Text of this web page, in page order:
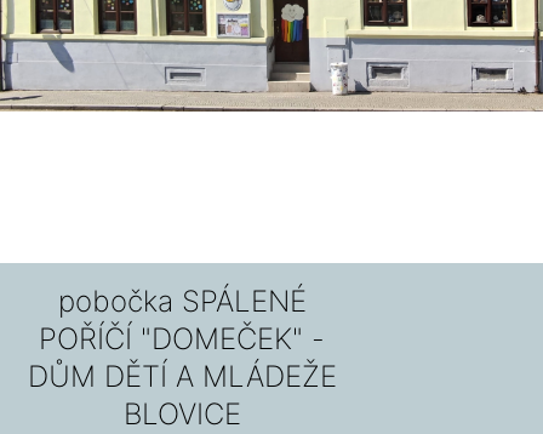
pobočka SPÁLENÉ
POŘÍČÍ "DOMEČEK" -
DŮM DĚTÍ A MLÁDEŽE
BLOVICE